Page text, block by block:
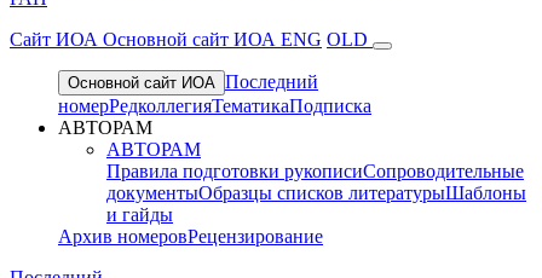
Cайт ИОА Основной сайт ИОА ENG OLD
Основной сайт ИОА Последний
номерРедколлегияТематикаПодписка
АВТОРАМ
АВТОРАМ
Правила подготовки рукописиСопроводительные
документыОбразцы списков литературыШаблоны
и гайды
Архив номеровРецензирование